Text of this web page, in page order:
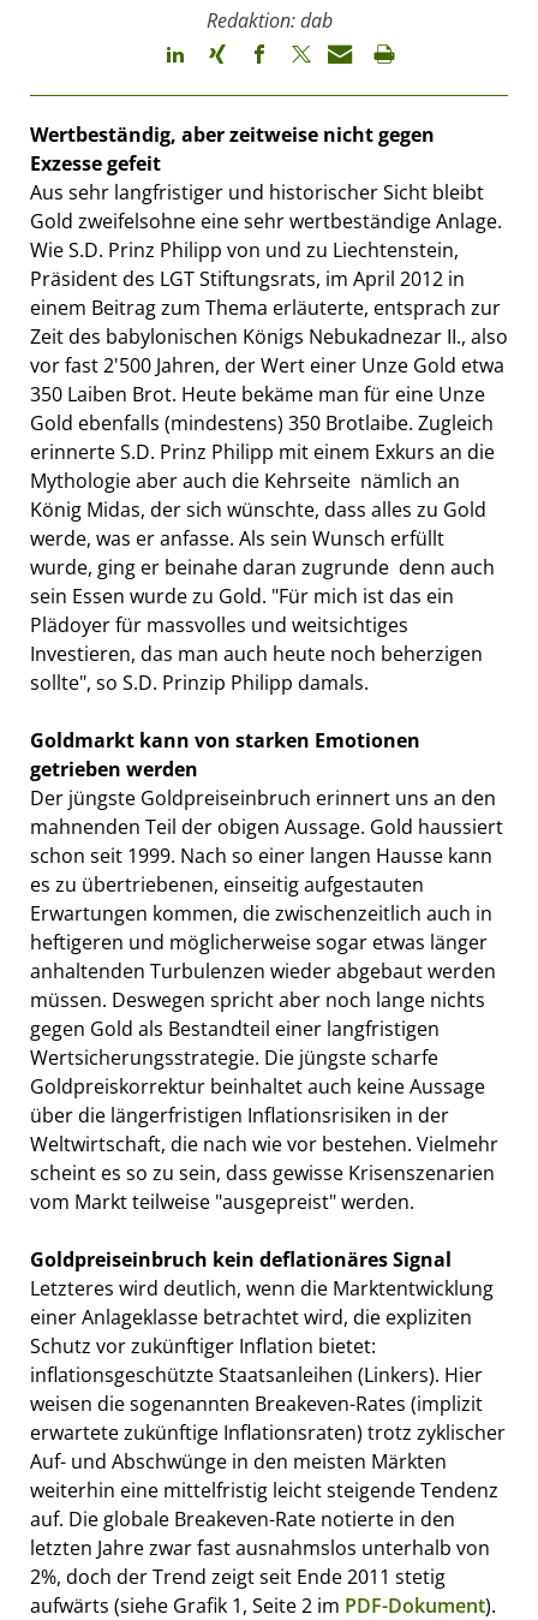
Redaktion: dab
Wertbeständig, aber zeitweise nicht gegen
Exzesse gefeit
Aus sehr langfristiger und historischer Sicht bleibt
Gold zweifelsohne eine sehr wertbeständige Anlage.
Wie S.D. Prinz Philipp von und zu Liechtenstein,
Präsident des LGT Stiftungsrats, im April 2012 in
einem Beitrag zum Thema erläuterte, entsprach zur
Zeit des babylonischen Königs Nebukadnezar II., also
vor fast 2'500 Jahren, der Wert einer Unze Gold etwa
350 Laiben Brot. Heute bekäme man für eine Unze
Gold ebenfalls (mindestens) 350 Brotlaibe. Zugleich
erinnerte S.D. Prinz Philipp mit einem Exkurs an die
Mythologie aber auch die Kehrseite  nämlich an
König Midas, der sich wünschte, dass alles zu Gold
werde, was er anfasse. Als sein Wunsch erfüllt
wurde, ging er beinahe daran zugrunde  denn auch
sein Essen wurde zu Gold. "Für mich ist das ein
Plädoyer für massvolles und weitsichtiges
Investieren, das man auch heute noch beherzigen
sollte", so S.D. Prinzip Philipp damals.
Goldmarkt kann von starken Emotionen
getrieben werden
Der jüngste Goldpreiseinbruch erinnert uns an den
mahnenden Teil der obigen Aussage. Gold haussiert
schon seit 1999. Nach so einer langen Hausse kann
es zu übertriebenen, einseitig aufgestauten
Erwartungen kommen, die zwischenzeitlich auch in
heftigeren und möglicherweise sogar etwas länger
anhaltenden Turbulenzen wieder abgebaut werden
müssen. Deswegen spricht aber noch lange nichts
gegen Gold als Bestandteil einer langfristigen
Wertsicherungsstrategie. Die jüngste scharfe
Goldpreiskorrektur beinhaltet auch keine Aussage
über die längerfristigen Inflationsrisiken in der
Weltwirtschaft, die nach wie vor bestehen. Vielmehr
scheint es so zu sein, dass gewisse Krisenszenarien
vom Markt teilweise "ausgepreist" werden.
Goldpreiseinbruch kein deflationäres Signal
Letzteres wird deutlich, wenn die Marktentwicklung
einer Anlageklasse betrachtet wird, die expliziten
Schutz vor zukünftiger Inflation bietet:
inflationsgeschützte Staatsanleihen (Linkers). Hier
weisen die sogenannten Breakeven-Rates (implizit
erwartete zukünftige Inflationsraten) trotz zyklischer
Auf- und Abschwünge in den meisten Märkten
weiterhin eine mittelfristig leicht steigende Tendenz
auf. Die globale Breakeven-Rate notierte in den
letzten Jahre zwar fast ausnahmslos unterhalb von
2%, doch der Trend zeigt seit Ende 2011 stetig
aufwärts (siehe Grafik 1, Seite 2 im PDF-Dokument).